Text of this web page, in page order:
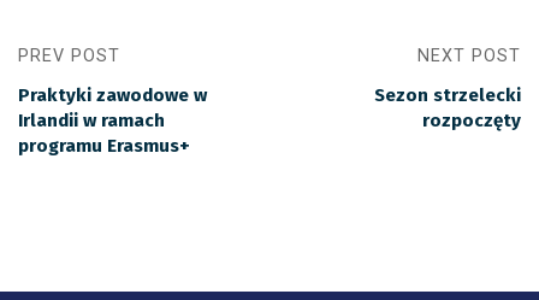
PREV POST
Praktyki zawodowe w
Irlandii w ramach
programu Erasmus+
NEXT POST
Sezon strzelecki
rozpoczęty